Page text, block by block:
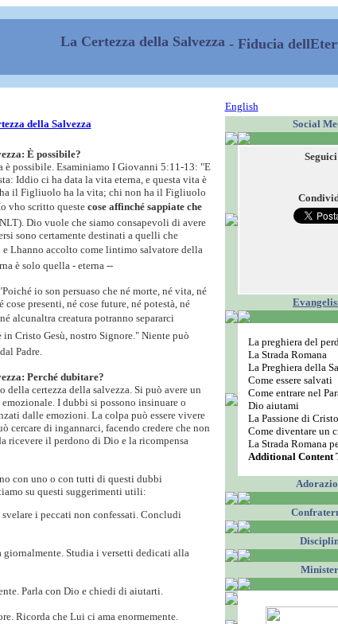
La Certezza della Salvezza - Fiducia
della Salvezza
È possibile?
è possibile. Esaminiamo I Giovanni 5:11-13: "E
Iddio ci ha data la vita eterna, e questa vita è
il Figliuolo ha la vita; chi non ha il Figliuolo
vho scritto queste cose affinché sappiate che
Dio vuole che siamo consapevoli di avere
sono certamente destinati a quelli che
Lhanno accolto come lintimo salvatore della
è solo quella - eterna --
io son persuaso che né morte, né vita, né
presenti, né cose future, né potestà, né
alcunaltra creatura potranno separarci
in Cristo Gesù, nostro Signore." Niente può
Padre.
Perché dubitare?
certezza della salvezza. Si può avere un
I dubbi si possono insinuare o
dalle emozioni. La colpa può essere vivere
cercare di ingannarci, facendo credere che non
ricevere il perdono di Dio e la ricompensa
con uno o con tutti di questi dubbi
su questi suggerimenti utili:
i peccati non confessati. Concludi
Studia i versetti dedicati alla
Parla con Dio e chiedi di aiutarti.
Ricorda che Lui ci ama enormemente.
English
Social
La preghiera del
La Strada Romana
La Preghiera della
Come essere salvati
Come entrare nel
Dio aiutami
La Passione di Cristo
Come diventare un
La Strada Romana
Additional Content